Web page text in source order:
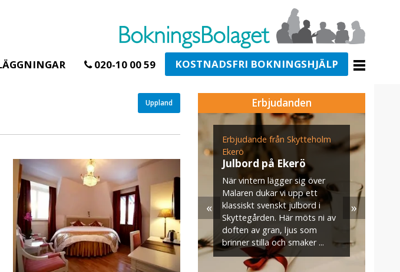
020-10 00 59 KOSTNADSFRI BOKNINGSHJÄLP
Uppland Erbjudanden
teamet – glamping i
skogen ingår
Samla teamet för två
konferensdagar med
övernattning i privat sjö- och
skogsmiljö, endast 30–35
minuter från Göteborg. När ni
bokar vårt konferenspaket
ingår äv ...
Erbjudande från Skytteholm
Ekerö
Julbord på Ekerö
När vintern lägger sig över
Mälaren dukar vi upp ett
klassiskt svenskt julbord i
Skyttegården. Här möts ni av
doften av gran, ljus som
brinner stilla och smaker ...
« »